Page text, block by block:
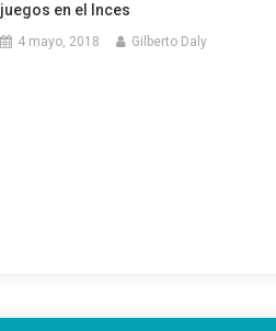
juegos en el Inces
4 mayo, 2018 Gilberto Daly